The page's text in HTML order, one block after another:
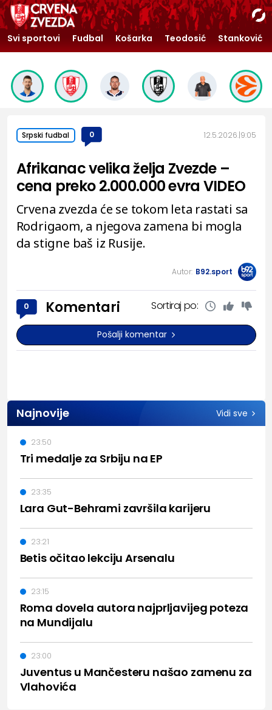
Svi sportovi Fudbal Košarka Teodosić Stanković
Srpski fudbal 0 12.5.2026. 9:05
Afrikanac velika želja Zvezde –
cena preko 2.000.000 evra VIDEO
Crvena zvezda će se tokom leta rastati sa
Rodrigaom, a njegova zamena bi mogla
da stigne baš iz Rusije.
Autor: B92.sport
0 Komentari Sortiraj po:
Pošalji komentar
Najnovije Vidi sve
Tri medalje za Srbiju na EP
23:50
Lara Gut-Behrami završila karijeru
23:35
Betis očitao lekciju Arsenalu
23:21
Roma dovela autora najprljavijeg poteza
na Mundijalu
23:15
Juventus u Mančesteru našao zamenu za
Vlahovića
23:00